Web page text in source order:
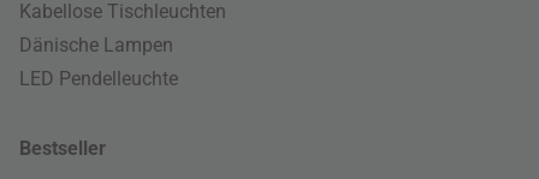
Kabellose Tischleuchten
Dänische Lampen
LED Pendelleuchte
Bestseller